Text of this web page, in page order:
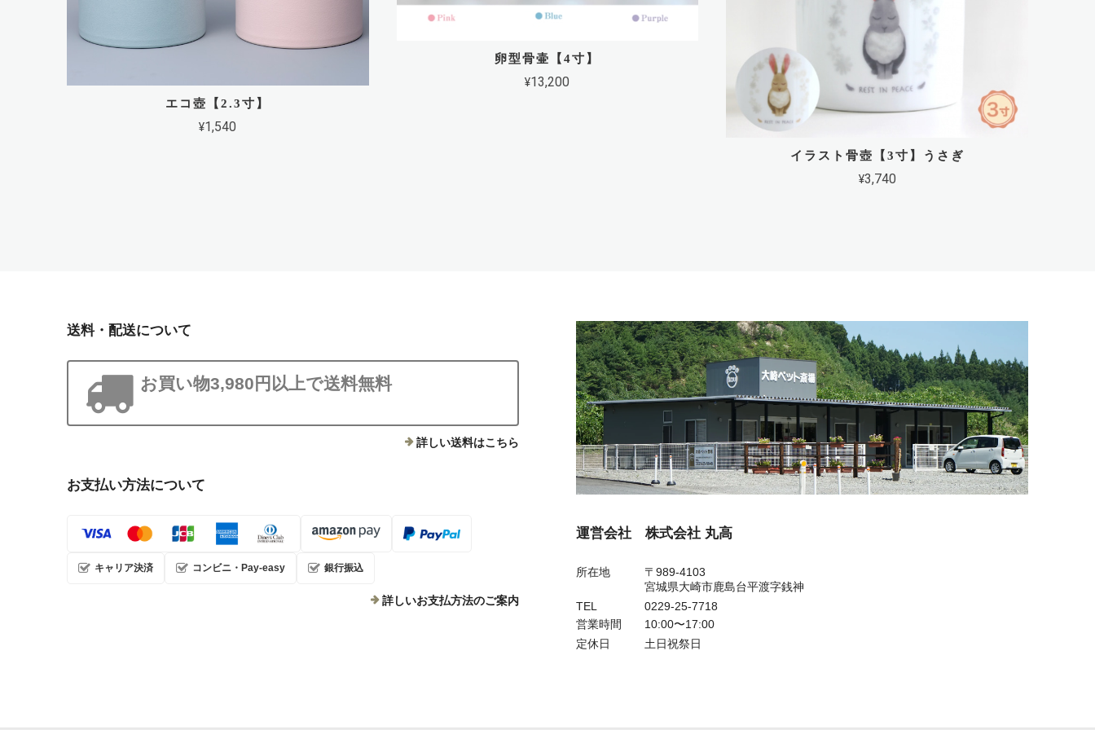
エコ壺【2.3寸】
¥1,540
卵型骨壷【4寸】
¥13,200
イラスト骨壺【3寸】うさぎ
¥3,740
送料・配送について
お買い物3,980円以上で送料無料
詳しい送料はこちら
お支払い方法について
キャリア決済 コンビニ・Pay-easy 銀行振込
詳しいお支払方法のご案内
運営会社 株式会社 丸高
所在地
〒989-4103
宮城県大崎市鹿島台平渡字銭神
TEL
0229-25-7718
営業時間
10:00〜17:00
定休日
土日祝祭日